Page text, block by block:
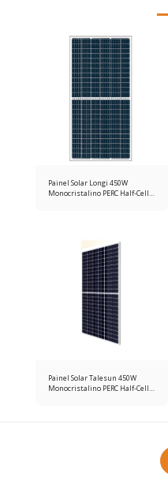
Painel Solar Longi 450W
Monocristalino PERC Half-Cell
Painel Solar Talesun 450W
Monocristalino PERC Half-Cell